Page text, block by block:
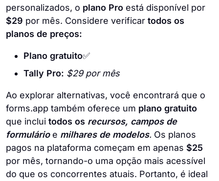
personalizados, o plano Pro está disponível por
$29 por mês. Considere verificar todos os
planos de preços:
Plano gratuito✅
Tally Pro: $29 por mês
Ao explorar alternativas, você encontrará que o
forms.app também oferece um plano gratuito
que inclui todos os recursos, campos de
formulário e milhares de modelos. Os planos
pagos na plataforma começam em apenas $25
por mês, tornando-o uma opção mais acessível
do que os concorrentes atuais. Portanto, é ideal